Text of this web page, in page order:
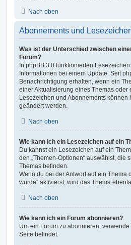
Nach oben
Abonnements und
Was ist der Unterschied zwischen
Forum?
In phpBB 3.0 funktionierten
Informationen bei einem Update. Seit
Benachrichtigung erhalten, wenn ein
einer Aktualisierung eines Themas
Lesezeichen und Abonnements
geändert werden.
Nach oben
Wie kann ich ein Lesezeichen auf ein
Du kannst ein Lesezeichen auf ein
den „Themen-Optionen“ auswählst,
Themas befinden.
Wenn du bei der Antwort auf ein Thema
wurde“ aktivierst, wird das Thema
Nach oben
Wie kann ich ein Forum abonnieren?
Um ein Forum zu abonnieren,
Seite befindet.